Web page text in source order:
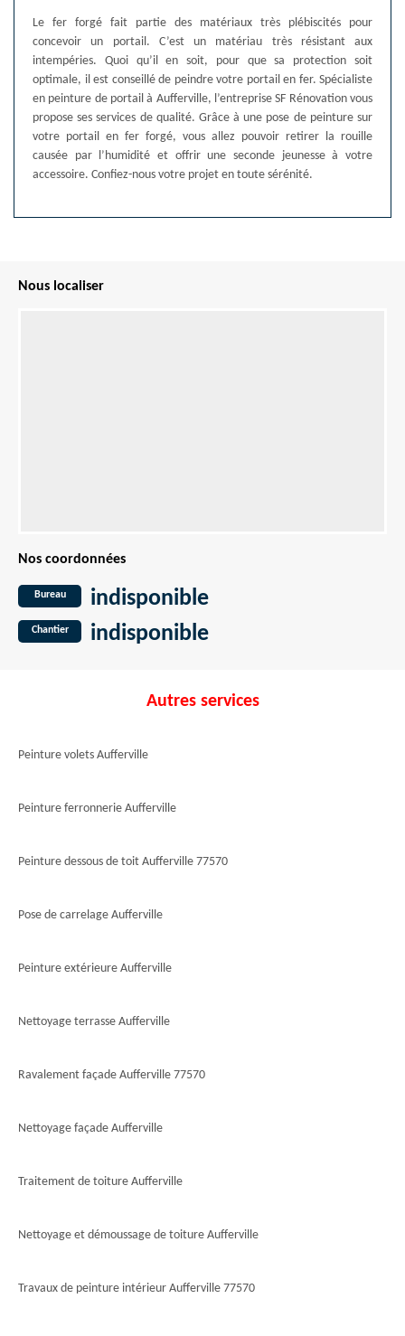
Le fer forgé fait partie des matériaux très plébiscités pour
concevoir un portail. C’est un matériau très résistant aux
intempéries. Quoi qu’il en soit, pour que sa protection soit
optimale, il est conseillé de peindre votre portail en fer. Spécialiste
en peinture de portail à Aufferville, l’entreprise SF Rénovation vous
propose ses services de qualité. Grâce à une pose de peinture sur
votre portail en fer forgé, vous allez pouvoir retirer la rouille
causée par l’humidité et offrir une seconde jeunesse à votre
accessoire. Confiez-nous votre projet en toute sérénité.
Nous localiser
Nos coordonnées
Bureau indisponible
Chantier indisponible
Autres services
Peinture volets Aufferville
Peinture ferronnerie Aufferville
Peinture dessous de toit Aufferville 77570
Pose de carrelage Aufferville
Peinture extérieure Aufferville
Nettoyage terrasse Aufferville
Ravalement façade Aufferville 77570
Nettoyage façade Aufferville
Traitement de toiture Aufferville
Nettoyage et démoussage de toiture Aufferville
Travaux de peinture intérieur Aufferville 77570